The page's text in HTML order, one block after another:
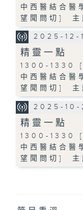
中西醫結合醫
望聞問切] 主
2025-12-
精靈一點
1300-1330 [
中西醫結合醫
望聞問切] 主
2025-10-
精靈一點
1300-1330 [
中西醫結合醫
望聞問切] 主